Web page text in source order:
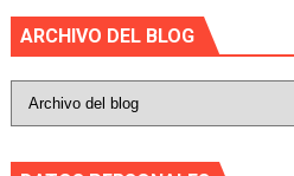
ARCHIVO DEL BLOG